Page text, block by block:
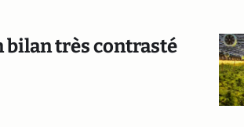
bilan très contrasté